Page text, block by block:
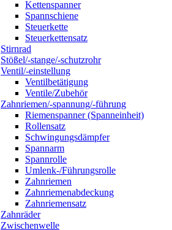
Kettenspanner
Spannschiene
Steuerkette
Steuerkettensatz
Stirnrad
Stößel/-stange/-schutzrohr
Ventil/-einstellung
Ventilbetätigung
Ventile/Zubehör
Zahnriemen/-spannung/-führung
Riemenspanner (Spanneinheit)
Rollensatz
Schwingungsdämpfer
Spannarm
Spannrolle
Umlenk-/Führungsrolle
Zahnriemen
Zahnriemenabdeckung
Zahnriemensatz
Zahnräder
Zwischenwelle